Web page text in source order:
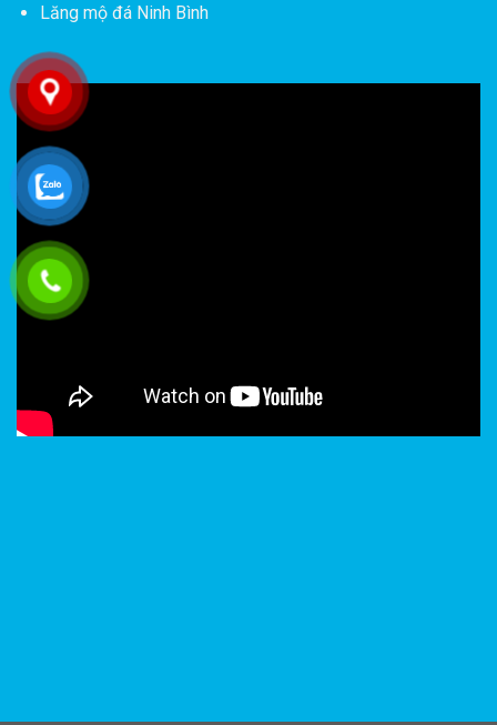
Lăng mộ đá Ninh Bình